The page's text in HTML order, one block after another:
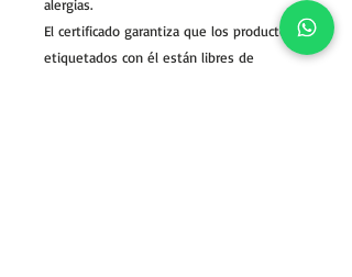
alergias.
El certificado garantiza que los productos
etiquetados con él están libres de